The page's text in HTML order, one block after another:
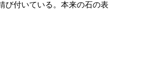
び付いている。本来の石の表